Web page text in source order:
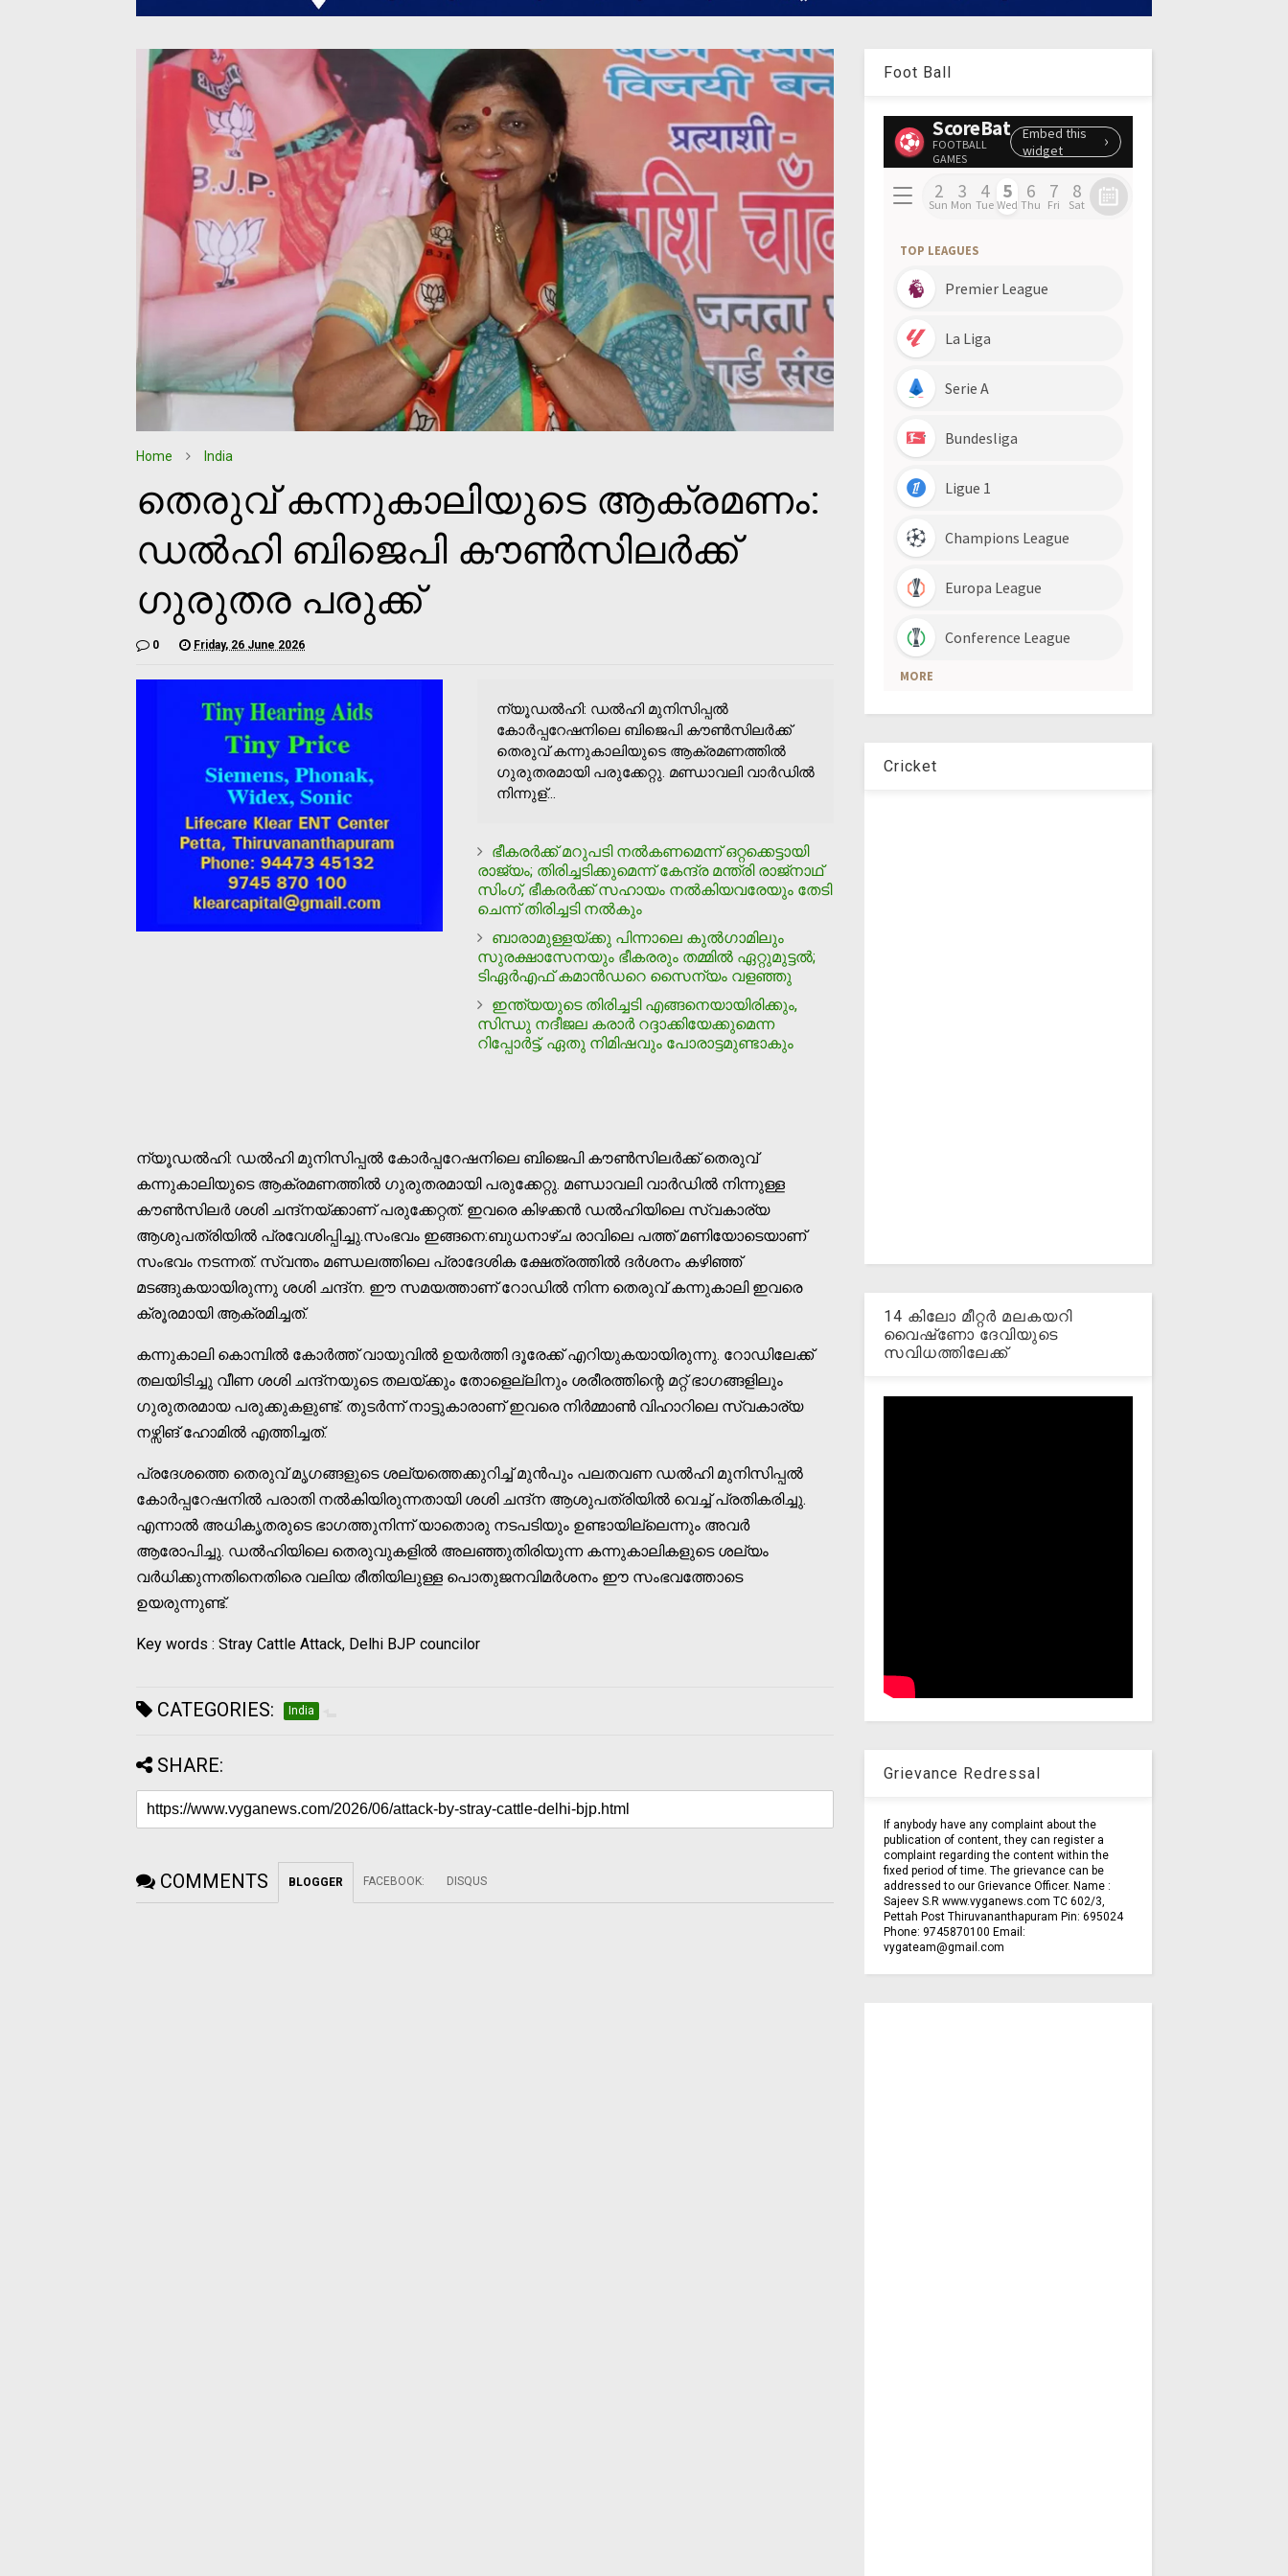
Home India
തെരുവ് കന്നുകാലിയുടെ ആക്രമണം:
ഡൽഹി ബിജെപി കൗൺസിലർക്ക്
ഗുരുതര പരുക്ക്
0 Friday, 26 June 2026
ന്യൂഡൽഹി: ഡൽഹി മുനിസിപ്പൽ
കോർപ്പറേഷനിലെ ബിജെപി കൗൺസിലർക്ക്
തെരുവ് കന്നുകാലിയുടെ ആക്രമണത്തിൽ
ഗുരുതരമായി പരുക്കേറ്റു. മണ്ഡാവലി വാർഡിൽ
നിന്നുള്...
ഭീകരര്‍ക്ക് മറുപടി നല്‍കണമെന്ന് ഒറ്റക്കെട്ടായി
രാജ്യം; തിരിച്ചടിക്കുമെന്ന് കേന്ദ്ര മന്ത്രി രാജ്‌നാഥ്
സിംഗ്, ഭീകരര്‍ക്ക് സഹായം നല്‍കിയവരേയും തേടി
ചെന്ന് തിരിച്ചടി നല്‍കും
ബാരാമുള്ളയ്ക്കു പിന്നാലെ കുല്‍ഗാമിലും
സുരക്ഷാസേനയും ഭീകരരും തമ്മില്‍ ഏറ്റുമുട്ടല്‍;
ടിഏര്‍എഫ് കമാന്‍ഡറെ സൈന്യം വളഞ്ഞു
ഇന്ത്യയുടെ തിരിച്ചടി എങ്ങനെയായിരിക്കും,
സിന്ധു നദീജല കരാര്‍ റദ്ദാക്കിയേക്കുമെന്ന
റിപ്പോര്‍ട്ട്, ഏതു നിമിഷവും പോരാട്ടമുണ്ടാകും
ന്യൂഡൽഹി: ഡൽഹി മുനിസിപ്പൽ കോർപ്പറേഷനിലെ ബിജെപി കൗൺസിലർക്ക് തെരുവ്
കന്നുകാലിയുടെ ആക്രമണത്തിൽ ഗുരുതരമായി പരുക്കേറ്റു. മണ്ഡാവലി വാർഡിൽ നിന്നുള്ള
കൗൺസിലർ ശശി ചന്ദ്നയ്ക്കാണ് പരുക്കേറ്റത്. ഇവരെ കിഴക്കൻ ഡൽഹിയിലെ സ്വകാര്യ
ആശുപത്രിയിൽ പ്രവേശിപ്പിച്ചു.സംഭവം ഇങ്ങനെ:ബുധനാഴ്ച രാവിലെ പത്ത് മണിയോടെയാണ്
സംഭവം നടന്നത്. സ്വന്തം മണ്ഡലത്തിലെ പ്രാദേശിക ക്ഷേത്രത്തിൽ ദർശനം കഴിഞ്ഞ്
മടങ്ങുകയായിരുന്നു ശശി ചന്ദ്ന. ഈ സമയത്താണ് റോഡിൽ നിന്ന തെരുവ് കന്നുകാലി ഇവരെ
ക്രൂരമായി ആക്രമിച്ചത്.
കന്നുകാലി കൊമ്പിൽ കോർത്ത് വായുവിൽ ഉയർത്തി ദൂരേക്ക് എറിയുകയായിരുന്നു. റോഡിലേക്ക്
തലയിടിച്ചു വീണ ശശി ചന്ദ്നയുടെ തലയ്ക്കും തോളെല്ലിനും ശരീരത്തിന്റെ മറ്റ് ഭാഗങ്ങളിലും
ഗുരുതരമായ പരുക്കുകളുണ്ട്. തുടർന്ന് നാട്ടുകാരാണ് ഇവരെ നിർമ്മാൺ വിഹാറിലെ സ്വകാര്യ
നഴ്സിങ് ഹോമിൽ എത്തിച്ചത്.
പ്രദേശത്തെ തെരുവ് മൃഗങ്ങളുടെ ശല്യത്തെക്കുറിച്ച് മുൻപും പലതവണ ഡൽഹി മുനിസിപ്പൽ
കോർപ്പറേഷനിൽ പരാതി നൽകിയിരുന്നതായി ശശി ചന്ദ്ന ആശുപത്രിയിൽ വെച്ച് പ്രതികരിച്ചു.
എന്നാൽ അധികൃതരുടെ ഭാഗത്തുനിന്ന് യാതൊരു നടപടിയും ഉണ്ടായില്ലെന്നും അവർ
ആരോപിച്ചു. ഡൽഹിയിലെ തെരുവുകളിൽ അലഞ്ഞുതിരിയുന്ന കന്നുകാലികളുടെ ശല്യം
വർധിക്കുന്നതിനെതിരെ വലിയ രീതിയിലുള്ള പൊതുജനവിമർശനം ഈ സംഭവത്തോടെ
ഉയരുന്നുണ്ട്.
Key words : Stray Cattle Attack, Delhi BJP councilor
CATEGORIES: India
SHARE:
COMMENTS BLOGGER FACEBOOK: DISQUS
Foot Ball
Cricket
14 കിലോ മീറ്റര്‍ മലകയറി
വൈഷ്‌ണോ ദേവിയുടെ
സവിധത്തിലേക്ക്
Grievance Redressal
If anybody have any complaint about the
publication of content, they can register a
complaint regarding the content within the
fixed period of time. The grievance can be
addressed to our Grievance Officer. Name :
Sajeev S.R www.vyganews.com TC 602/3,
Pettah Post Thiruvananthapuram Pin: 695024
Phone: 9745870100 Email:
vygateam@gmail.com